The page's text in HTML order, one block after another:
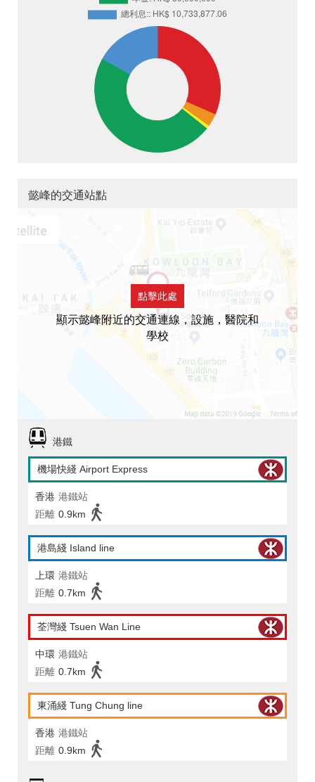
懿峰的交通站點
點擊此處
顯示懿峰附近的交通連線，設施，醫院和
學校
港鐵
機場快綫 Airport Express
香港 港鐵站
距離 0.9km
港島綫 Island line
上環 港鐵站
距離 0.7km
荃灣綫 Tsuen Wan Line
中環 港鐵站
距離 0.7km
東涌綫 Tung Chung line
香港 港鐵站
距離 0.9km